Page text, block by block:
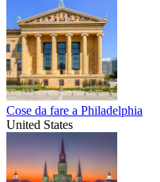
Cose da fare a Philadelphia
United States